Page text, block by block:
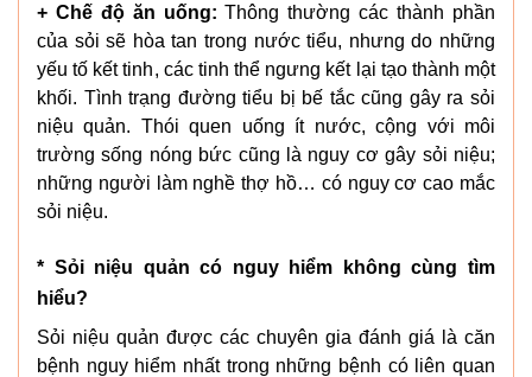
+ Chế độ ăn uống:Thông thường các thành phần
của sỏi sẽ hòa tan trong nước tiểu, nhưng do những
yếu tố kết tinh, các tinh thể ngưng kết lại tạo thành một
khối. Tình trạng đường tiểu bị bế tắc cũng gây ra sỏi
niệu quản. Thói quen uống ít nước, cộng với môi
trường sống nóng bức cũng là nguy cơ gây sỏi niệu;
những người làm nghề thợ hồ… có nguy cơ cao mắc
sỏi niệu.
* Sỏi niệu quản có nguy hiểm không cùng tìm
hiểu?
Sỏi niệu quản được các chuyên gia đánh giá là căn
bệnh nguy hiểm nhất trong những bệnh có liên quan